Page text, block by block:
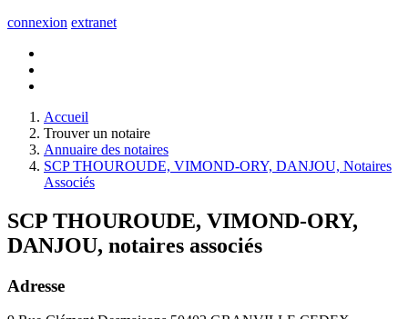
connexion extranet
Accueil
Trouver un notaire
Annuaire des notaires
SCP THOUROUDE, VIMOND-ORY, DANJOU, Notaires
Associés
SCP THOUROUDE, VIMOND-ORY,
DANJOU, notaires associés
Adresse